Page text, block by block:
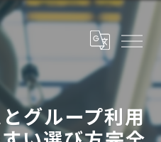
グループ利用